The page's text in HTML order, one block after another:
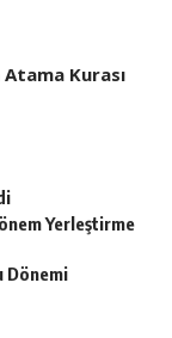
Kurası
Yerleştirme
Dönemi